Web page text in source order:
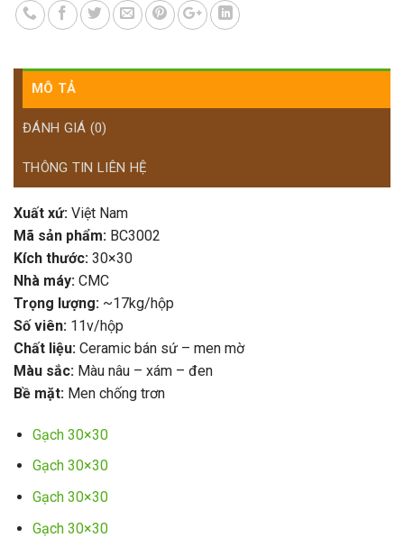
MÔ TẢ
ĐÁNH GIÁ (0)
THÔNG TIN LIÊN HỆ
Xuất xứ: Việt Nam
Mã sản phẩm: BC3002
Kích thước: 30×30
Nhà máy: CMC
Trọng lượng: ~17kg/hộp
Số viên: 11v/hộp
Chất liệu: Ceramic bán sứ – men mờ
Màu sắc: Màu nâu – xám – đen
Bề mặt: Men chống trơn
Gạch 30×30
Gạch 30×30
Gạch 30×30
Gạch 30×30